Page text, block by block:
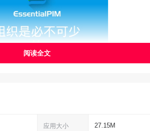
应用大小 27.15M